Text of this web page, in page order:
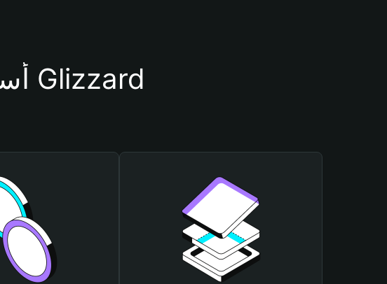
أسباب أهمية استخدام محفظة Glizzard